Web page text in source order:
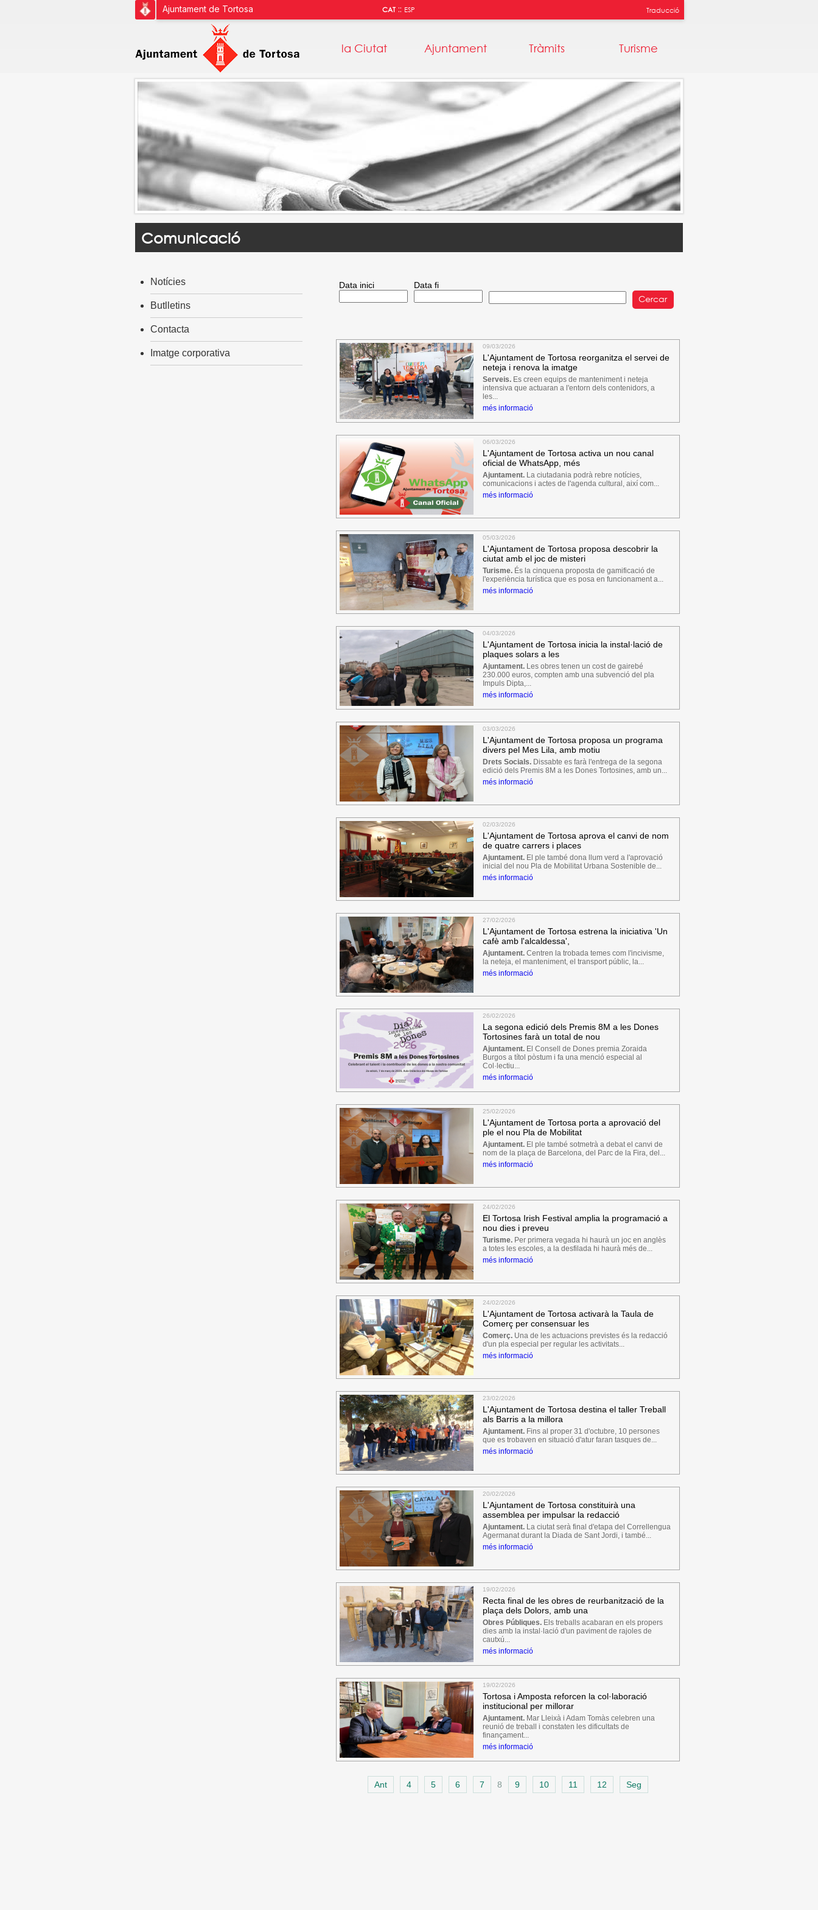
Ajuntament de Tortosa CAT:: ESP Traducció
la Ciutat Ajuntament Tràmits Turisme
Comunicació
Notícies
Butlletins
Contacta
Imatge corporativa
Data inici Data fi
09/03/2026
L'Ajuntament de Tortosa reorganitza el servei de
neteja i renova la imatge
Serveis. Es creen equips de manteniment i neteja
intensiva que actuaran a l'entorn dels contenidors, a
les...
més informació
06/03/2026
L'Ajuntament de Tortosa activa un nou canal
oficial de WhatsApp, més
Ajuntament. La ciutadania podrà rebre notícies,
comunicacions i actes de l'agenda cultural, així com...
més informació
05/03/2026
L'Ajuntament de Tortosa proposa descobrir la
ciutat amb el joc de misteri
Turisme. És la cinquena proposta de gamificació de
l'experiència turística que es posa en funcionament a...
més informació
04/03/2026
L'Ajuntament de Tortosa inicia la instal·lació de
plaques solars a les
Ajuntament. Les obres tenen un cost de gairebé
230.000 euros, compten amb una subvenció del pla
Impuls Dipta,...
més informació
03/03/2026
L'Ajuntament de Tortosa proposa un programa
divers pel Mes Lila, amb motiu
Drets Socials. Dissabte es farà l'entrega de la segona
edició dels Premis 8M a les Dones Tortosines, amb un...
més informació
02/03/2026
L'Ajuntament de Tortosa aprova el canvi de nom
de quatre carrers i places
Ajuntament. El ple també dona llum verd a l'aprovació
inicial del nou Pla de Mobilitat Urbana Sostenible de...
més informació
27/02/2026
L'Ajuntament de Tortosa estrena la iniciativa 'Un
cafè amb l'alcaldessa',
Ajuntament. Centren la trobada temes com l'incivisme,
la neteja, el manteniment, el transport públic, la...
més informació
26/02/2026
La segona edició dels Premis 8M a les Dones
Tortosines farà un total de nou
Ajuntament. El Consell de Dones premia Zoraida
Burgos a títol pòstum i fa una menció especial al
Col·lectiu...
més informació
25/02/2026
L'Ajuntament de Tortosa porta a aprovació del
ple el nou Pla de Mobilitat
Ajuntament. El ple també sotmetrà a debat el canvi de
nom de la plaça de Barcelona, del Parc de la Fira, del...
més informació
24/02/2026
El Tortosa Irish Festival amplia la programació a
nou dies i preveu
Turisme. Per primera vegada hi haurà un joc en anglès
a totes les escoles, a la desfilada hi haurà més de...
més informació
24/02/2026
L'Ajuntament de Tortosa activarà la Taula de
Comerç per consensuar les
Comerç. Una de les actuacions previstes és la redacció
d'un pla especial per regular les activitats...
més informació
23/02/2026
L'Ajuntament de Tortosa destina el taller Treball
als Barris a la millora
Ajuntament. Fins al proper 31 d'octubre, 10 persones
que es trobaven en situació d'atur faran tasques de...
més informació
20/02/2026
L'Ajuntament de Tortosa constituirà una
assemblea per impulsar la redacció
Ajuntament. La ciutat serà final d'etapa del Correllengua
Agermanat durant la Diada de Sant Jordi, i també...
més informació
19/02/2026
Recta final de les obres de reurbanització de la
plaça dels Dolors, amb una
Obres Públiques. Els treballs acabaran en els propers
dies amb la instal·lació d'un paviment de rajoles de
cautxú...
més informació
19/02/2026
Tortosa i Amposta reforcen la col·laboració
institucional per millorar
Ajuntament. Mar Lleixà i Adam Tomàs celebren una
reunió de treball i constaten les dificultats de
finançament...
més informació
Ant 4 5 6 7 8 9 10 11 12 Seg